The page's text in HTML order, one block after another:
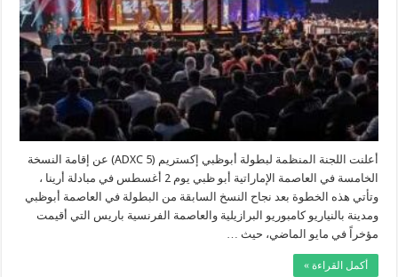
نقطة
انطلاقتها
يوم
2
أغسطس
مغلقة
أعلنت اللجنة المنظمة لبطولة أبوظبي إكستريم (ADXC 5) عن إقامة النسخة
الخامسة في العاصمة الإماراتية أبو ظبي يوم 2 أغسطس في مبادلة أرينا ،
وتأتي هذه الخطوة بعد نجاح النسخ السابقة من البطولة في العاصمة أبوظبي
ومدينة بالنياريو كامبوريو البرازيلية والعاصمة الفرنسية باريس التي أقيمت
مؤخراً في مايو الماضي، حيث …
أكمل القراءة »